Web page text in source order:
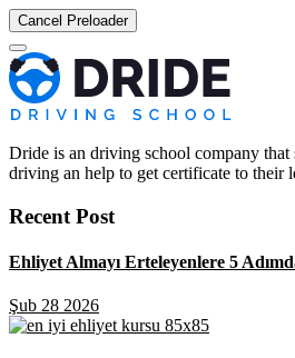
Cancel Preloader
Dride is an driving school company that
driving an help to get certificate to their
Recent Post
Ehliyet Almayı Erteleyenlere 5
Şub 28 2026